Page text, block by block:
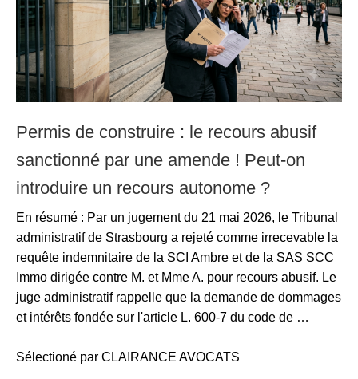
Permis de construire : le recours abusif
sanctionné par une amende ! Peut-on
introduire un recours autonome ?
En résumé : Par un jugement du 21 mai 2026, le Tribunal
administratif de Strasbourg a rejeté comme irrecevable la
requête indemnitaire de la SCI Ambre et de la SAS SCC
Immo dirigée contre M. et Mme A. pour recours abusif. Le
juge administratif rappelle que la demande de dommages
et intérêts fondée sur l'article L. 600-7 du code de …
Sélectioné par CLAIRANCE AVOCATS